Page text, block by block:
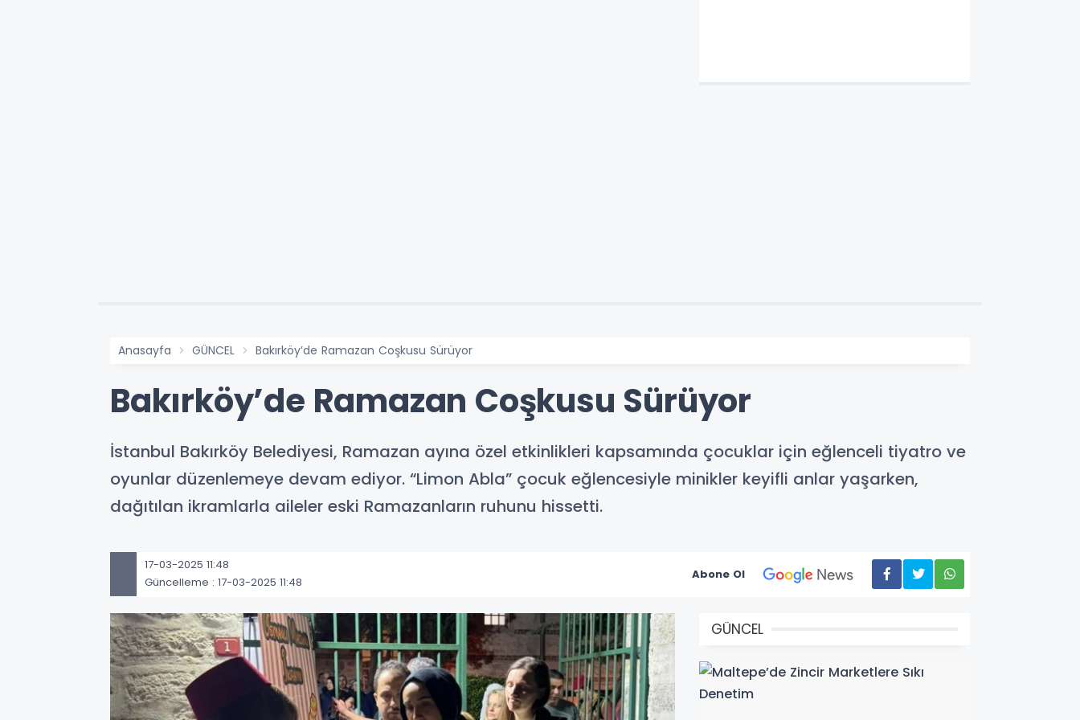
Anasayfa GÜNCEL Bakırköy’de Ramazan Coşkusu Sürüyor
Bakırköy’de Ramazan Coşkusu Sürüyor
İstanbul Bakırköy Belediyesi, Ramazan ayına özel etkinlikleri kapsamında çocuklar için eğlenceli tiyatro ve
oyunlar düzenlemeye devam ediyor. “Limon Abla” çocuk eğlencesiyle minikler keyifli anlar yaşarken,
dağıtılan ikramlarla aileler eski Ramazanların ruhunu hissetti.
17-03-2025 11:48
Güncelleme : 17-03-2025 11:48
Abone Ol
GÜNCEL